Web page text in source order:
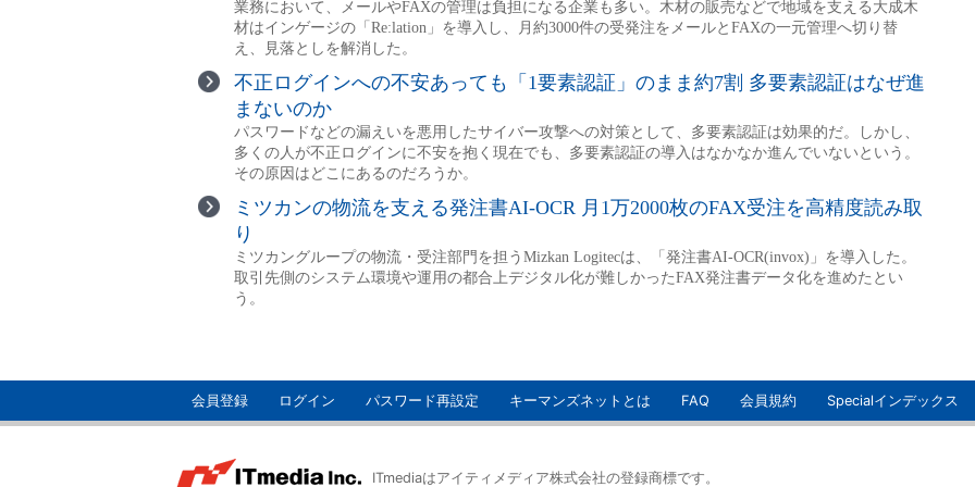
会員登録 ログイン パスワード再設定 キーマンズネットとは FAQ 会員規約 Specialインデックス
ITmediaはアイティメディア株式会社の登録商標です。